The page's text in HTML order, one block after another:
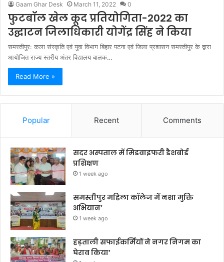
Gaam Ghar Desk March 11, 2022 0
फुटबॉल खेल कूद प्रतियोगिता-2022 का
उद्घाटन जिलाधिकारी योगेंद्र सिंह ने किया
समस्तीपुर: कला संस्कृति एवं युवा विभाग बिहार पटना एवं जिला प्रशासन समस्तीपुर के द्वारा
आयोजित राज्य स्तरीय अंतर विद्यालय बालक…
Read More »
Popular Recent Comments
सदर अस्पताल में मिडवाइफरी डैशबोर्ड
प्रशिक्षण
1 week ago
समस्तीपुर महिला कॉलेज में नशा मुक्ति
अभियान’
1 week ago
हड़ताली सफाईकर्मियों ने नगर निगम का
घेराव किया’